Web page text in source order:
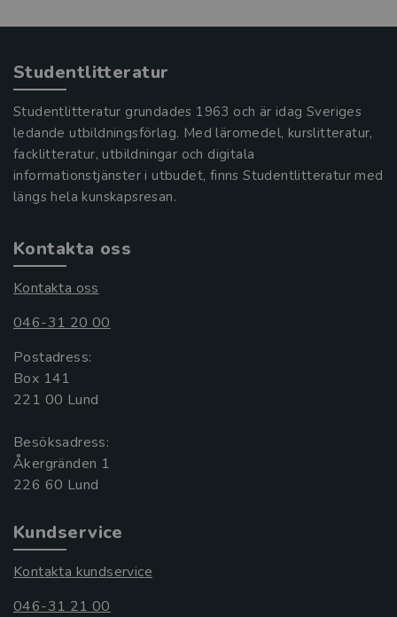
Studentlitteratur
Studentlitteratur grundades 1963 och är idag Sveriges
ledande utbildningsförlag. Med läromedel, kurslitteratur,
facklitteratur, utbildningar och digitala
informationstjänster i utbudet, finns Studentlitteratur med
längs hela kunskapsresan.
Kontakta oss
Kontakta oss
046-31 20 00
Postadress:
Box 141
221 00 Lund
Besöksadress:
Åkergränden 1
Kundservice
Kontakta kundservice
046-31 21 00